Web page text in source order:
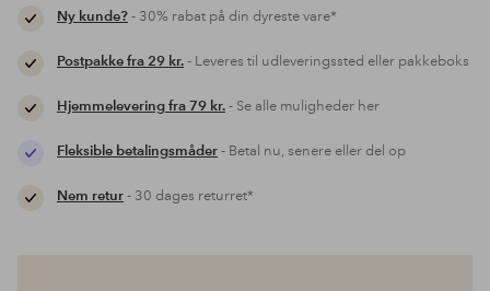
Ny kunde?- 30% rabat på din dyreste vare*
Postpakke fra 29 kr.- Leveres til udleveringssted eller pakkeboks
Hjemmelevering fra 79 kr.- Se alle muligheder her
Fleksible betalingsmåder- Betal nu, senere eller del op
Nem retur- 30 dages returret*